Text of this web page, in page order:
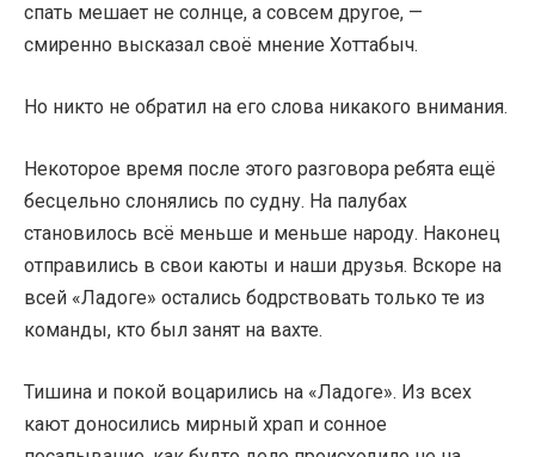
спать мешает не солнце, а совсем другое, —
смиренно высказал своё мнение Хоттабыч.
Но никто не обратил на его слова никакого внимания.
Некоторое время после этого разговора ребята ещё
бесцельно слонялись по судну. На палубах
становилось всё меньше и меньше народу. Наконец
отправились в свои каюты и наши друзья. Вскоре на
всей «Ладоге» остались бодрствовать только те из
команды, кто был занят на вахте.
Тишина и покой воцарились на «Ладоге». Из всех
кают доносились мирный храп и сонное